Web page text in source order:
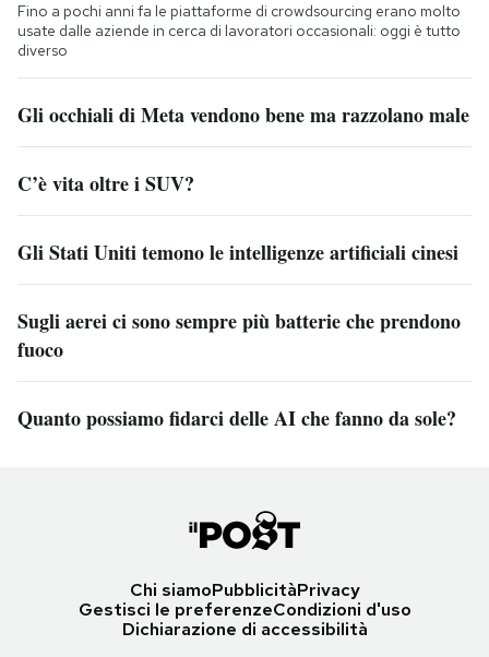
Fino a pochi anni fa le piattaforme di crowdsourcing erano molto
usate dalle aziende in cerca di lavoratori occasionali: oggi è tutto
diverso
Gli occhiali di Meta vendono bene ma razzolano male
C’è vita oltre i SUV?
Gli Stati Uniti temono le intelligenze artificiali cinesi
Sugli aerei ci sono sempre più batterie che prendono
fuoco
Quanto possiamo fidarci delle AI che fanno da sole?
Chi siamoPubblicitàPrivacy
Gestisci le preferenzeCondizioni d'uso
Dichiarazione di accessibilità